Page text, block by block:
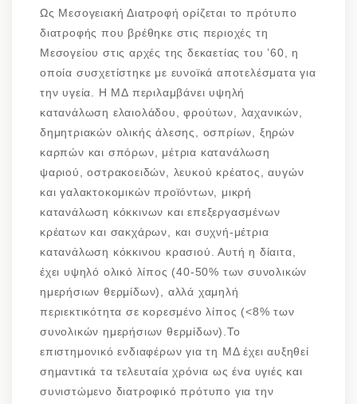
Ως Μεσογειακή Διατροφή ορίζεται το πρότυπο
διατροφής που βρέθηκε στις περιοχές τη
Μεσογείου στις αρχές της δεκαετίας του ’60, η
οποία συσχετίστηκε με ευνοϊκά αποτελέσματα για
την υγεία. H ΜΔ περιλαμβάνει υψηλή
κατανάλωση ελαιολάδου, φρούτων, λαχανικών,
δημητριακών ολικής άλεσης, οσπρίων, ξηρών
καρπών και σπόρων, μέτρια κατανάλωση
ψαριού, οστρακοειδών, λευκού κρέατος, αυγών
και γαλακτοκομικών προϊόντων, μικρή
κατανάλωση κόκκινων και επεξεργασμένων
κρέατων και σακχάρων, και συχνή-μέτρια
κατανάλωση κόκκινου κρασιού. Αυτή η δίαιτα,
έχει υψηλό ολικό λίπος (40-50% των συνολικών
ημερήσιων θερμίδων), αλλά χαμηλή
περιεκτικότητα σε κορεσμένο λίπος (<8% των
συνολικών ημερήσιων θερμίδων).Το
επιστημονικό ενδιαφέρων για τη ΜΔ έχει αυξηθεί
σημαντικά τα τελευταία χρόνια ως ένα υγιές και
συνιστώμενο διατροφικό πρότυπο για την